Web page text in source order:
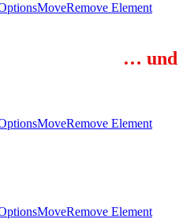
MoveRemove Element
… und
MoveRemove Element
MoveRemove Element